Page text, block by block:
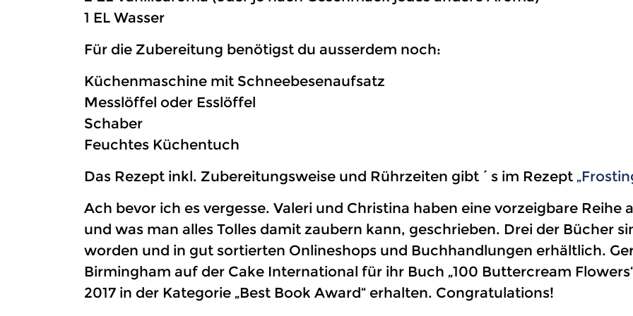
1 EL Wasser
Für die Zubereitung benötigst du ausserdem noch:
Küchenmaschine mit Schneebesenaufsatz
Messlöffel oder Esslöffel
Schaber
Feuchtes Küchentuch
Das Rezept inkl. Zubereitungsweise und Rührzeiten gibt´s im Rezept
Ach bevor ich es vergesse. Valeri und Christina haben eine vorzeigbare Reihe
und was man alles Tolles damit zaubern kann, geschrieben. Drei der Bücher
worden und in gut sortierten Onlineshops und Buchhandlungen erhältlich.
Birmingham auf der Cake International für ihr Buch „100 Buttercream
2017 in der Kategorie „Best Book Award“ erhalten. Congratulations!